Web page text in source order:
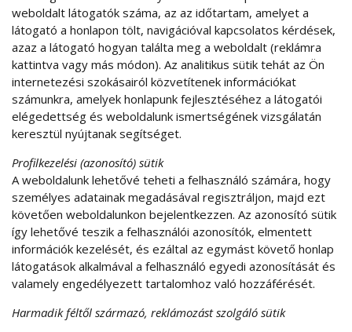
weboldalt látogatók száma, az az időtartam, amelyet a
látogató a honlapon tölt, navigációval kapcsolatos kérdések,
azaz a látogató hogyan találta meg a weboldalt (reklámra
kattintva vagy más módon). Az analitikus sütik tehát az Ön
internetezési szokásairól közvetítenek információkat
számunkra, amelyek honlapunk fejlesztéséhez a látogatói
elégedettség és weboldalunk ismertségének vizsgálatán
keresztül nyújtanak segítséget.
Profilkezelési (azonosító) sütik
A weboldalunk lehetővé teheti a felhasználó számára, hogy
személyes adatainak megadásával regisztráljon, majd ezt
követően weboldalunkon bejelentkezzen. Az azonosító sütik
így lehetővé teszik a felhasználói azonosítók, elmentett
információk kezelését, és ezáltal az egymást követő honlap
látogatások alkalmával a felhasználó egyedi azonosítását és
valamely engedélyezett tartalomhoz való hozzáférését.
Harmadik féltől származó, reklámozást szolgáló sütik